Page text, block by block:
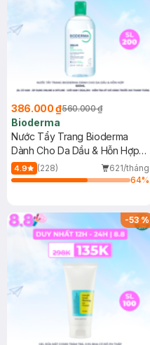
386.000 ₫560.000 ₫
Bioderma
Nước Tẩy Trang Bioderma
Dành Cho Da Dầu & Hỗn Hợp
500ml
4.9 (228)
621/tháng
64%
-53%